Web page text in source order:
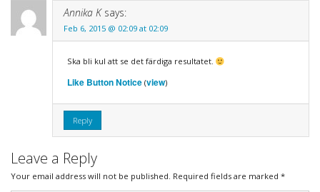
Annika K says:
Feb 6, 2015 @ 02:09 at 02:09
Ska bli kul att se det färdiga resultatet.
Like Button Notice(view)
Reply
Leave a Reply
Your email address will not be published. Required fields are marked *